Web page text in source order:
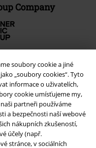
soubory cookie a jiné
„soubory cookies“. Tyto
informace o uživatelích,
cookie umísťujeme my,
partneři používáme
a bezpečnosti naší webové
nákupních zkušeností,
účely (např.
stránce, v sociálních
Company